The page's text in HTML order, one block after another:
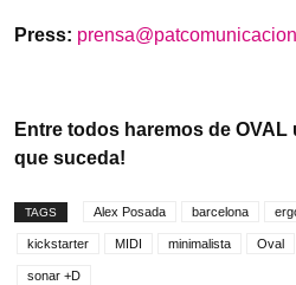
Press:
Entre todos haremos de
que suceda!
TAGS Alex Posada barcelona
kickstarter MIDI minimalista Oval
sonar +D